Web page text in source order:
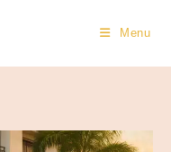
Menu